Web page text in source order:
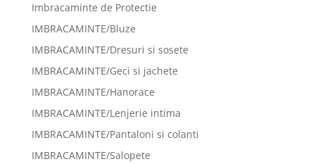
Imbracaminte de Protectie
IMBRACAMINTE/Bluze
IMBRACAMINTE/Dresuri si sosete
IMBRACAMINTE/Geci si jachete
IMBRACAMINTE/Hanorace
IMBRACAMINTE/Lenjerie intima
IMBRACAMINTE/Pantaloni si colanti
IMBRACAMINTE/Salopete